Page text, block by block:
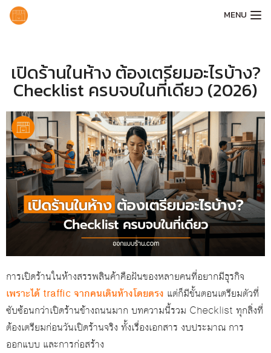
MENU
เปิดร้านในห้าง ต้องเตรียมอะไรบ้าง?
Checklist ครบจบในที่เดียว (2026)
การเปิดร้านในห้างสรรพสินค้าคือฝันของหลายคนที่อยากมีธุรกิจ
เพราะได้ traffic จากคนเดินห้างโดยตรง แต่ก็มีขั้นตอนเตรียมตัวที่
ซับซ้อนกว่าเปิดร้านข้างถนนมาก บทความนี้รวม Checklist ทุกสิ่งที่
ต้องเตรียมก่อนวันเปิดร้านจริง ทั้งเรื่องเอกสาร งบประมาณ การ
ออกแบบ และการก่อสร้าง